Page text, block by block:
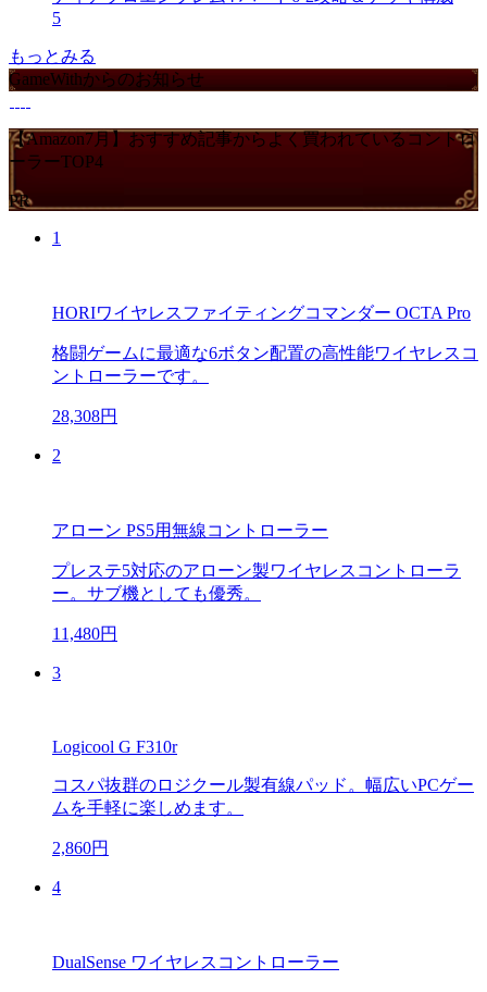
5
もっとみる
GameWithからのお知らせ
【Amazon7月】おすすめ記事からよく買われているコントロ
ーラーTOP4
PR
1
HORIワイヤレスファイティングコマンダー OCTA Pro
格闘ゲームに最適な6ボタン配置の高性能ワイヤレスコ
ントローラーです。
28,308円
2
アローン PS5用無線コントローラー
プレステ5対応のアローン製ワイヤレスコントローラ
ー。サブ機としても優秀。
11,480円
3
Logicool G F310r
コスパ抜群のロジクール製有線パッド。幅広いPCゲー
ムを手軽に楽しめます。
2,860円
4
DualSense ワイヤレスコントローラー